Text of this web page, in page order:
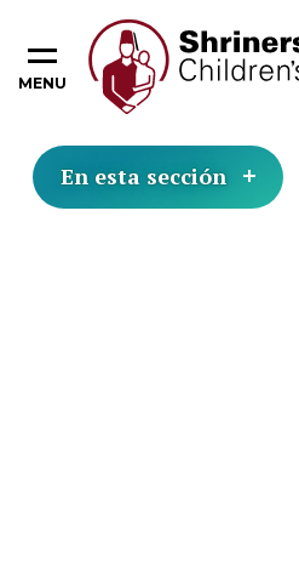
MENU
En esta sección